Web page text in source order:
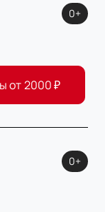
0+
от2000₽
0+